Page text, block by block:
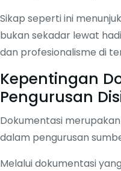
Sikap seperti ini
bukan sekadar lewat
dan profesionalisme di
Kepentingan
Pengurusan
Dokumentasi
dalam pengurusan
Melalui dokumentasi